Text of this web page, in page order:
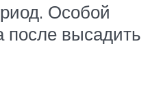
Особой
после высадить